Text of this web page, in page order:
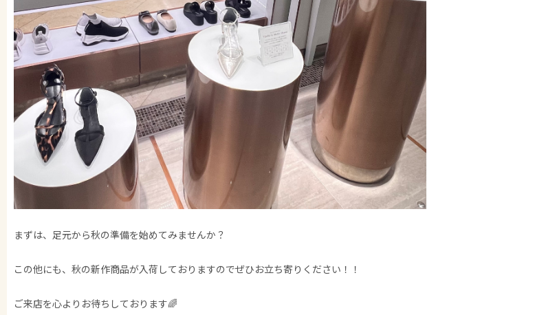
まずは、足元から秋の準備を始めてみませんか？
この他にも、秋の新作商品が入荷しておりますのでぜひお立ち寄りください！！
ご来店を心よりお待ちしております🌈